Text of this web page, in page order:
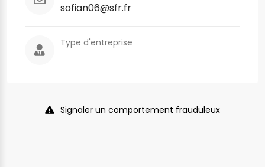
sofian06@sfr.fr
Type d'entreprise
Signaler un comportement frauduleux